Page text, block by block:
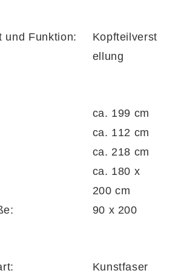
mit einem elastischen,
Doppeltuchbezug
sich über den vierseitigen
waschen lässt.
in H2 und H3
beträgt ca. 18 cm –
jeweils ca. 90 x 200 cm
sich eine für zwei Personen
von ca. 180 x
und Funktion:
Kopfteilverst
ellung
ca. 199 cm
ca. 112 cm
ca. 218 cm
ca. 180 x
200 cm
90 x 200
Kunstfaser